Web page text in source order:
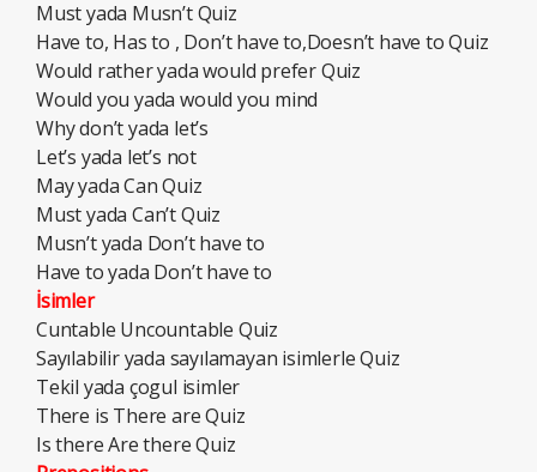
Must yada Musn’t Quiz
Have to, Has to , Don’t have to,Doesn’t have to Quiz
Would rather yada would prefer Quiz
Would you yada would you mind
Why don’t yada let’s
Let’s yada let’s not
May yada Can Quiz
Must yada Can’t Quiz
Musn’t yada Don’t have to
Have to yada Don’t have to
İsimler
Cuntable Uncountable Quiz
Sayılabilir yada sayılamayan isimlerle Quiz
Tekil yada çogul isimler
There is There are Quiz
Is there Are there Quiz